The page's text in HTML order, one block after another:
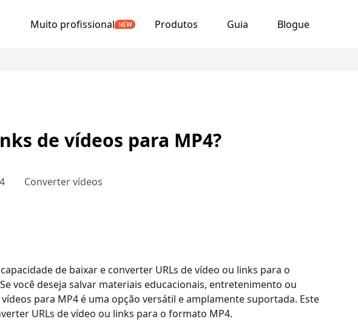
Muito profissional Produtos Guia Blogue
de vídeos para MP4?
Converter vídeos
de baixar e converter URLs de vídeo ou links para o
você deseja salvar materiais educacionais, entretenimento ou
para MP4 é uma opção versátil e amplamente suportada. Este
URLs de vídeo ou links para o formato MP4.